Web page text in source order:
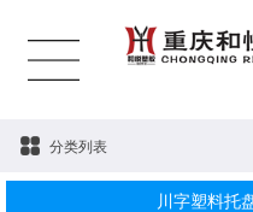
分类列表
川字塑料托